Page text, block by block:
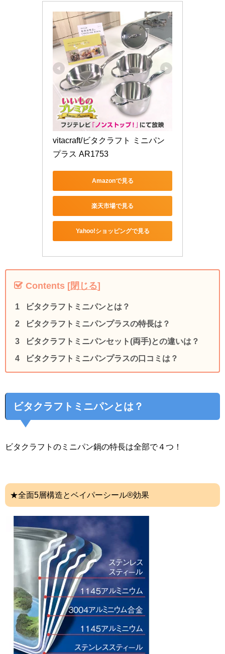
vitacraft/ビタクラフト ミニパン
プラス AR1753
Amazonで見る
楽天市場で見る
Yahoo!ショッピングで見る
Contents [閉じる]
ビタクラフトミニパンとは？
ビタクラフトミニパンプラスの特長は？
ビタクラフトミニパンセット(両手)との違いは？
ビタクラフトミニパンプラスの口コミは？
ビタクラフトミニパンとは？
ビタクラフトのミニパン鍋の特長は全部で４つ！
★全面5層構造とベイパーシール®効果